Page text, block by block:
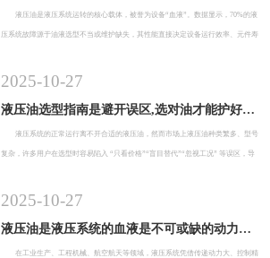
液压油是液压系统运转的核心载体，被誉为设备“血液”。数据显示，70%的液
压系统故障源于油液选型不当或维护缺失，其性能直接决定设备运行效率、元件寿
2025-10-27
液压油选型指南是避开误区,选对油才能护好系统
液压系统的正常运行离不开合适的液压油，然而市场上液压油种类繁多、型号
复杂，许多用户在选型时容易陷入 “只看价格”“盲目替代”“忽视工况” 等误区，导
2025-10-27
液压油是液压系统的血液是不可或缺的动力保障
在工业生产、工程机械、航空航天等领域，液压系统凭借传递动力大、控制精